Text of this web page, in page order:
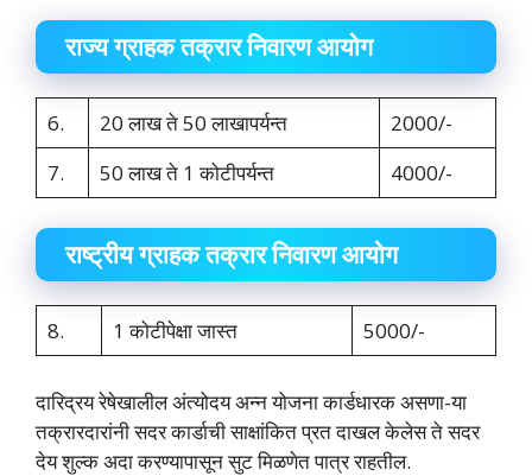
राज्‍य ग्राहक तक्रार निवारण आयोग
6. 20 लाख ते 50 लाखापर्यन्‍त
2000/-
7.
50 लाख ते 1 कोटीपर्यन्‍त 4000/-
राष्‍ट्रीय ग्राहक तक्रार निवारण आयोग
8. 1 कोटीपेक्षा जास्‍त 5000/-
दारिद्रय रेषेखालील अंत्‍योदय अन्‍न योजना कार्डधारक असणा-या
तक्रारदारांनी सदर कार्डाची साक्षांकित प्रत दाखल केलेस ते सदर
देय शुल्‍क अदा करण्‍यापासून सुट मिळणेत पात्र राहतील.